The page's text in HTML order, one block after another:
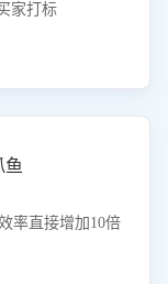
家打标
鱼
率直接增加10倍